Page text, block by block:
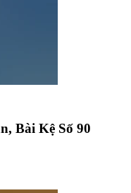
Bài Kệ Số 90